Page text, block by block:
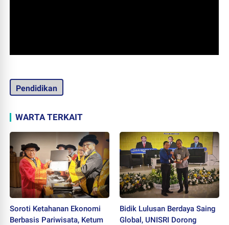
Pendidikan
WARTA TERKAIT
Soroti Ketahanan Ekonomi
Berbasis Pariwisata, Ketum
Bidik Lulusan Berdaya Saing
Global, UNISRI Dorong